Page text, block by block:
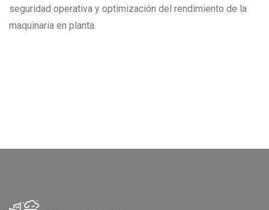
seguridad operativa y optimización del rendimiento de la
maquinaria en planta.